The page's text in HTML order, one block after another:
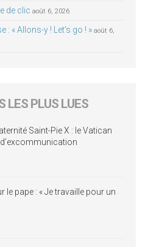
de clic août 6, 2026
: « Allons-y ! Let’s go ! » août 6,
LES PLUS LUES
Saint-Pie X : le Vatican
le pape : « Je travaille pour un